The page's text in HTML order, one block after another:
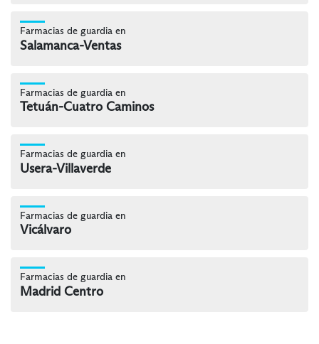
Farmacias de guardia en
Salamanca-Ventas
Farmacias de guardia en
Tetuán-Cuatro Caminos
Farmacias de guardia en
Usera-Villaverde
Farmacias de guardia en
Vicálvaro
Farmacias de guardia en
Madrid Centro